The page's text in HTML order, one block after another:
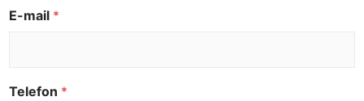
E-mail *
Telefon *